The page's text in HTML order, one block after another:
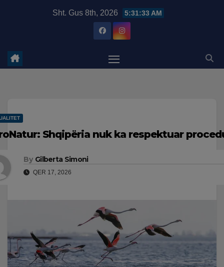
Sht. Gus 8th, 2026 5:31:34 AM
Shqipëria nuk ka respektuar
By Gilberta Simoni
QER 17, 2026